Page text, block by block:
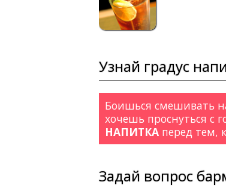
Узнай градус
Боишься смешивать
хочешь проснуться с
НАПИТКА перед тем,
Задай вопрос